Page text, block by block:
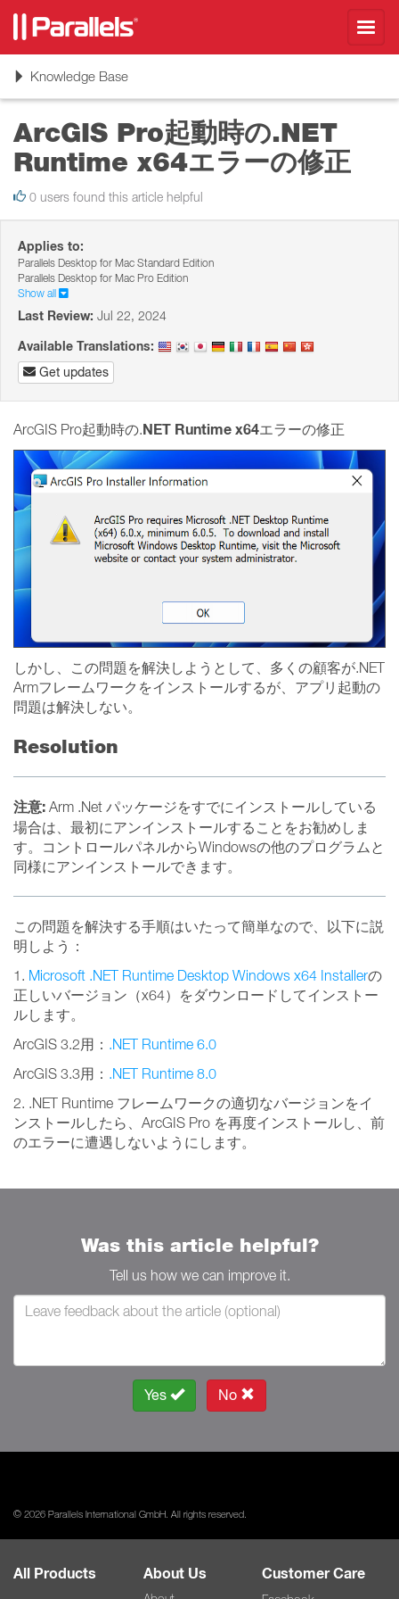
ToggleKnowledge Base
ArcGIS Pro起動時の.NET
Runtime x64エラーの修正
0 users found this article helpful
Applies to:
Parallels Desktop for Mac Standard Edition
Parallels Desktop for Mac Pro Edition
Show all
Last Review: Jul 22, 2024
Available Translations:
Get updates
ArcGIS Pro起動時の.NET Runtime x64エラーの修正
しかし、この問題を解決しようとして、多くの顧客が.NET
Armフレームワークをインストールするが、アプリ起動の
問題は解決しない。
Resolution
注意: Arm .Net パッケージをすでにインストールしている
場合は、最初にアンインストールすることをお勧めしま
す。コントロールパネルからWindowsの他のプログラムと
同様にアンインストールできます。
この問題を解決する手順はいたって簡単なので、以下に説
明しよう：
1. Microsoft .NET Runtime Desktop Windows x64 Installerの
正しいバージョン（x64）をダウンロードしてインストー
ルします。
ArcGIS 3.2用： .NET Runtime 6.0
ArcGIS 3.3用： .NET Runtime 8.0
2. .NET Runtime フレームワークの適切なバージョンをイ
ンストールしたら、ArcGIS Pro を再度インストールし、前
のエラーに遭遇しないようにします。
Was this article helpful?
Tell us how we can improve it.
Yes No
© 2026 Parallels International GmbH. All rights reserved.
All Products About Us Customer Care